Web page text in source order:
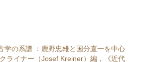
学の系譜 ：鹿野忠雄と国分直一を中心
ライナー（Josef Kreiner）編，《近代